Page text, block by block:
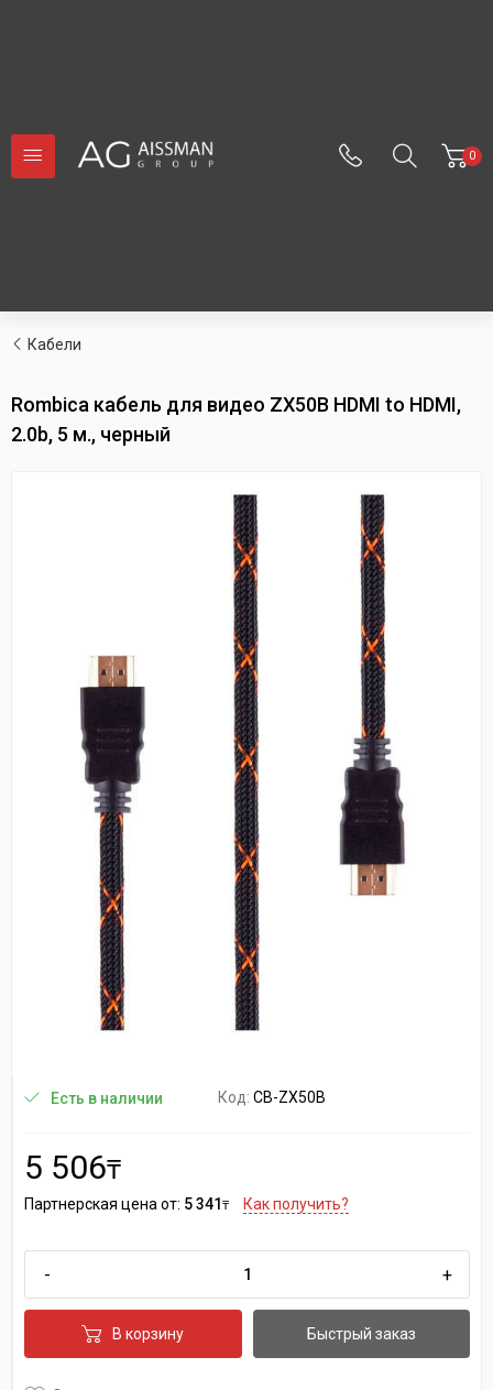
0
Кабели
Rombica кабель для видео ZX50B HDMI to HDMI,
2.0b, 5 м., черный
Есть в наличии Код: CB-ZX50B
5 506₸
Партнерская цена от: 5 341 ₸ Как получить?
- +
В корзину Быстрый заказ